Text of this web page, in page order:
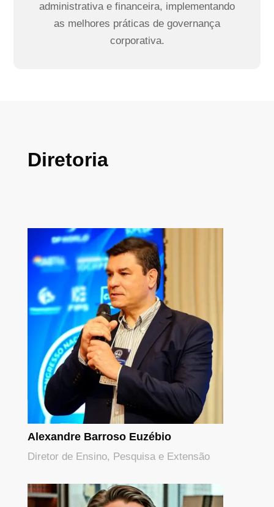
administrativa e financeira, implementando
as melhores práticas de governança
corporativa.
Diretoria
Alexandre Barroso Euzébio
Diretor de Ensino, Pesquisa e Extensão